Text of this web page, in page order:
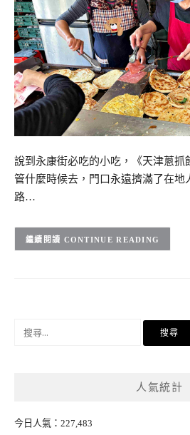
說到永康街必吃的小吃，《天津蔥抓
管什麼時候去，門口永遠擠滿了在地
路…
CONTINUE READING
人氣統計
今日人氣：227,483